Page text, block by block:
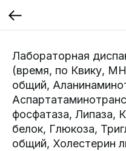
Лабораторная
(время, по Квику,
общий,
фосфатаза, Липаза,
белок, Глюкоза,
общий, Холестерин